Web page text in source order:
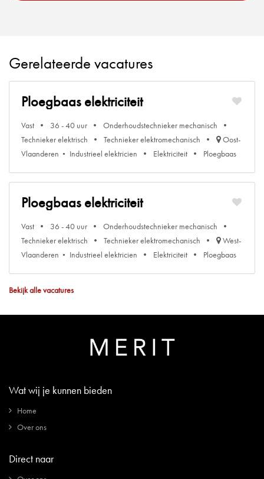
Gerelateerde vacatures
Ploegbaas elektriciteit
Vast 36 - 40 uur
Onderhoudstechnieker mechanisch
Technieker elektrisch
Technieker elektromechanisch
Oost-
Vlaanderen
Industrieel elektricien Elektriciteit Ploegbaas
Ploegbaas elektriciteit
Vast 36 - 40 uur
Onderhoudstechnieker mechanisch
Technieker elektrisch
Technieker elektromechanisch
West-
Vlaanderen
Industrieel elektricien Elektriciteit Ploegbaas
Bekijk alle vacatures
Wat wij je kunnen bieden
Home
Over ons
Direct naar